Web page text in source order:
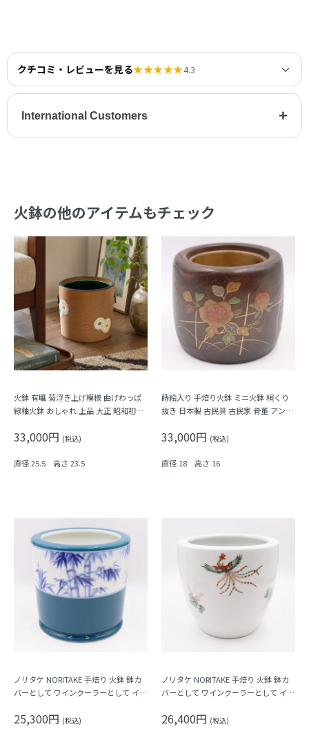
クチコミ・レビューを見る★★★★★4.3
International Customers +
火鉢の他のアイテムもチェック
火鉢 有職 菊浮き上げ模様 曲げわっぱ
緑釉火鉢 おしゃれ 上品 大正 昭和初期
33,000円 (税込)
直径 25.5 高さ 23.5
蒔絵入り 手焙り火鉢 ミニ火鉢 桐くり
抜き 日本製 古民具 古民家 骨董 アンテ
ナチュラル 素朴
33,000円 (税込)
直径 18 高さ 16
ノリタケ NORITAKE 手焙り 火鉢 鉢カ
バーとして ワインクーラーとして イン
ンティーク 和骨董（ブルー・竹・笹）
25,300円 (税込)
ノリタケ NORITAKE 手焙り 火鉢 鉢カ
バーとして ワインクーラーとして イン
ンティーク 和骨董（鳳凰）
26,400円 (税込)